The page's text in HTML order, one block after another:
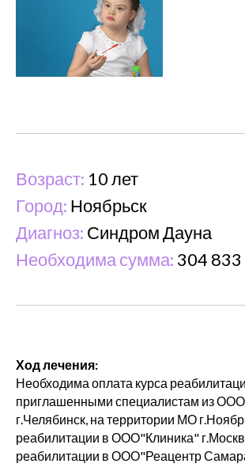
Возраст: 10 лет
Город: Ноябрьск
Диагноз: Синдром Дауна
Необходима сумма: 304 833
Ход лечения:
Необходима оплата курса
приглашенными специалистам из
г.Челябинск, на территории МО
реабилитации в ООО"Клиника"
реабилитации в ООО"Реацентр